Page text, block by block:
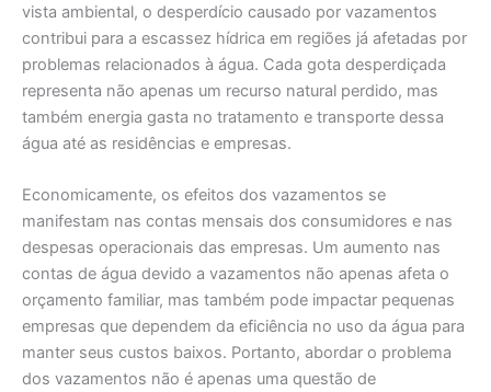
vista ambiental, o desperdício causado por vazamentos
contribui para a escassez hídrica em regiões já afetadas por
problemas relacionados à água. Cada gota desperdiçada
representa não apenas um recurso natural perdido, mas
também energia gasta no tratamento e transporte dessa
água até as residências e empresas.
Economicamente, os efeitos dos vazamentos se
manifestam nas contas mensais dos consumidores e nas
despesas operacionais das empresas. Um aumento nas
contas de água devido a vazamentos não apenas afeta o
orçamento familiar, mas também pode impactar pequenas
empresas que dependem da eficiência no uso da água para
manter seus custos baixos. Portanto, abordar o problema
dos vazamentos não é apenas uma questão de